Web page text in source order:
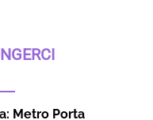
Metro Porta